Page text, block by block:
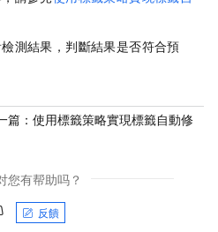
測結果，判斷結果是否符合預
篇：使用標籤策略實現標籤自動修
您有帮助吗？
反饋